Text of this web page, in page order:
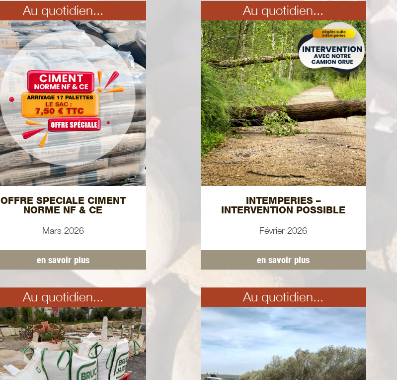
Au quotidien...
OFFRE SPECIALE CIMENT
NORME NF & CE
Mars 2026
en savoir plus
Au quotidien...
INTEMPERIES –
INTERVENTION POSSIBLE
Février 2026
en savoir plus
Au quotidien... Au quotidien...